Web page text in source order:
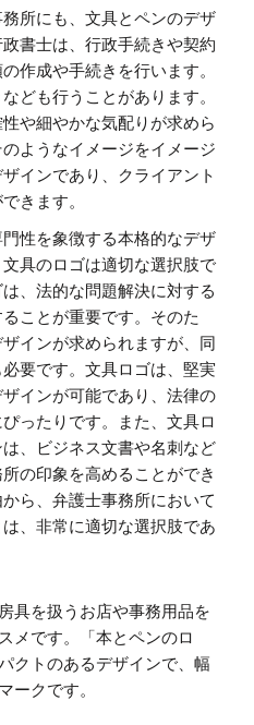
務所にも、文具とペンのデザ
書士は、行政手続きや契約
作成や手続きを行います。
ども行うことがあります。
や細やかな気配りが求めら
ようなイメージをイメージ
インであり、クライアント
きます。
門性を象徴する本格的なデザ
具のロゴは適切な選択肢で
、法的な問題解決に対する
ことが重要です。そのた
インが求められますが、同
要です。文具ロゴは、堅実
インが可能であり、法律の
ったりです。また、文具ロ
、ビジネス文書や名刺など
の印象を高めることができ
ら、弁護士事務所において
、非常に適切な選択肢であ
具を扱うお店や事務用品を
メです。「本とペンのロ
クトのあるデザインで、幅
ークです。